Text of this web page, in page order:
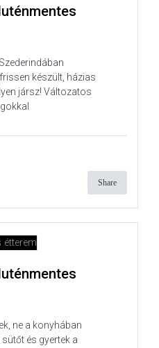
készült, házias
jársz! Változatos
Share
ne a konyhában
és gyertek a